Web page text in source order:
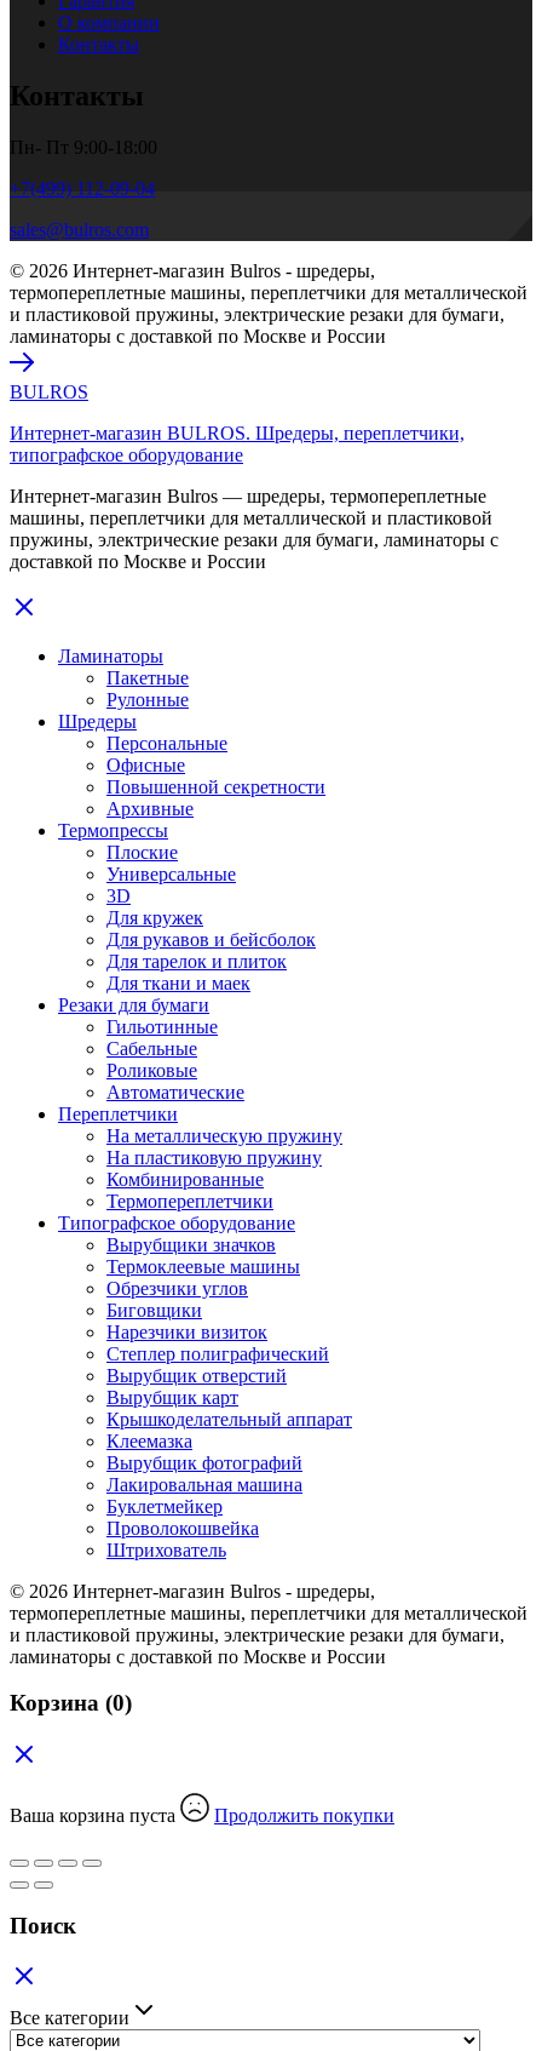
О компании
Контакты
Контакты
Пн- Пт 9:00-18:00
+7(499) 112-09-04
sales@bulros.com
© 2026 Интернет-магазин Bulros - шредеры,
термопереплетные машины, переплетчики для металлической
и пластиковой пружины, электрические резаки для бумаги,
ламинаторы с доставкой по Москве и России
BULROS
Интернет-магазин BULROS. Шредеры, переплетчики,
типографское оборудование
Интернет-магазин Bulros — шредеры, термопереплетные
машины, переплетчики для металлической и пластиковой
пружины, электрические резаки для бумаги, ламинаторы с
доставкой по Москве и России
Ламинаторы
Пакетные
Рулонные
Шредеры
Персональные
Офисные
Повышенной секретности
Архивные
Термопрессы
Плоские
Универсальные
3D
Для кружек
Для рукавов и бейсболок
Для тарелок и плиток
Для ткани и маек
Резаки для бумаги
Гильотинные
Сабельные
Роликовые
Автоматические
Переплетчики
На металлическую пружину
На пластиковую пружину
Комбинированные
Термопереплетчики
Типографское оборудование
Вырубщики значков
Термоклеевые машины
Обрезчики углов
Биговщики
Нарезчики визиток
Степлер полиграфический
Вырубщик отверстий
Вырубщик карт
Крышкоделательный аппарат
Клеемазка
Вырубщик фотографий
Лакировальная машина
Буклетмейкер
Проволокошвейка
Штрихователь
© 2026 Интернет-магазин Bulros - шредеры,
термопереплетные машины, переплетчики для металлической
и пластиковой пружины, электрические резаки для бумаги,
ламинаторы с доставкой по Москве и России
Корзина (0)
Ваша корзина пуста Продолжить покупки
Поиск
Все категории